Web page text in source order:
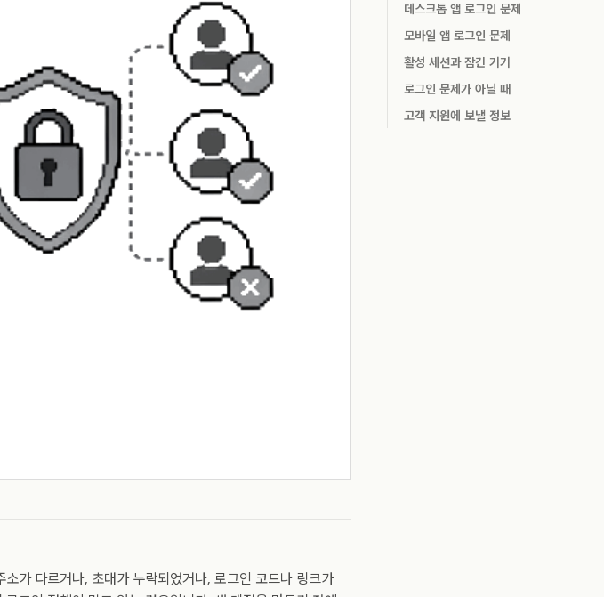
가 다르거나, 초대가 누락되었거나, 로그인 코드나 링크가
데스크톱 앱 로그인 문제
모바일 앱 로그인 문제
활성 세션과 잠긴 기기
로그인 문제가 아닐 때
고객 지원에 보낼 정보